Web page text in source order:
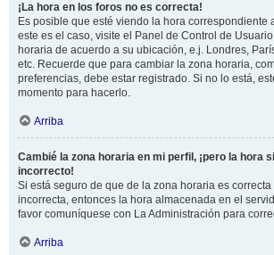
¡La hora en los foros no es correcta!
Es posible que esté viendo la hora correspondiente
este es el caso, visite el Panel de Control de
horaria de acuerdo a su ubicación, e.j. Londres,
etc. Recuerde que para cambiar la zona horaria,
preferencias, debe estar registrado. Si no lo está,
momento para hacerlo.
Arriba
Cambié la zona horaria en mi perfil, ¡pero la hora
incorrecto!
Si está seguro de que de la zona horaria es
incorrecta, entonces la hora almacenada en el
favor comuníquese con La Administración para
Arriba